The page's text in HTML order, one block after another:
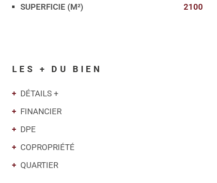
SUPERFICIE (M²) 2100
LES + DU BIEN
DÉTAILS +
FINANCIER
DPE
COPROPRIÉTÉ
QUARTIER